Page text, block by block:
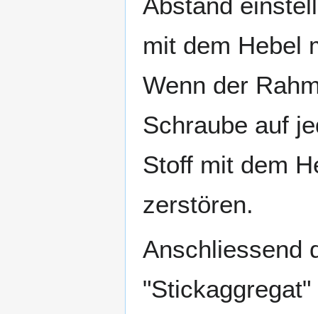
mit dem Hebel
Wenn der
Schraube auf
Stoff mit dem
zerstören.
Anschliessend